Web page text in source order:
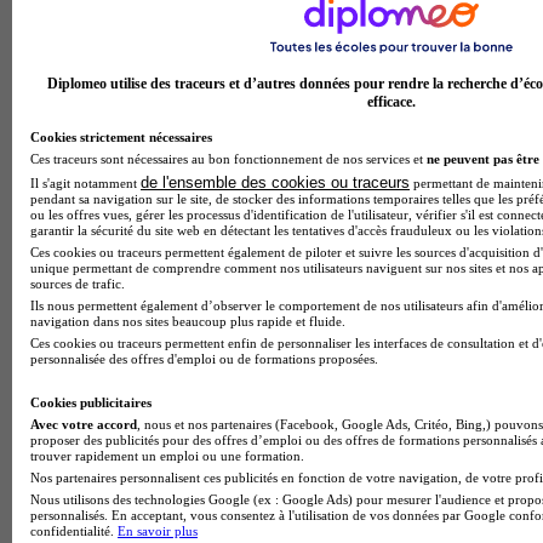
Groupe ESRA : le tremplin qu’il te faut pour briller dans
Formations en alternance à Amiens : Interfor ou le CFA qui
Diplomeo utilise des traceurs et d’autres données pour rendre la recherche
efficace.
Cookies strictement nécessaires
Ces traceurs sont nécessaires au bon fonctionnement de nos services et ne peuvent pas être
Il s'agit notamment de l'ensemble des cookies ou traceurs permettant de
pendant sa navigation sur le site, de stocker des informations temporaires telles que les
ou les offres vues, gérer les processus d'identification de l'utilisateur, vérifier s'il est
garantir la sécurité du site web en détectant les tentatives d'accès frauduleux ou les
Ces cookies ou traceurs permettent également de piloter et suivre les sources d'acquisition
unique permettant de comprendre comment nos utilisateurs naviguent sur nos sites et nos
sources de trafic.
Ils nous permettent également d’observer le comportement de nos utilisateurs afin
navigation dans nos sites beaucoup plus rapide et fluide.
Ces cookies ou traceurs permettent enfin de personnaliser les interfaces de consultation et
personnalisée des offres d'emploi ou de formations proposées.
Cookies publicitaires
Avec votre accord , nous et nos partenaires (Facebook, Google Ads, Critéo, Bing,)
proposer des publicités pour des offres d’emploi ou des offres de formations
trouver rapidement un emploi ou une formation.
Nos partenaires personnalisent ces publicités en fonction de votre navigation, de votre
Nous utilisons des technologies Google (ex : Google Ads) pour mesurer l'audience et
personnalisés. En acceptant, vous consentez à l'utilisation de vos données par Google
confidentialité. En savoir plus